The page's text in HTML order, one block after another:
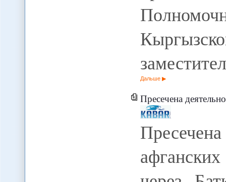
Дальше
Пресечена деятельность канала
Пресечена